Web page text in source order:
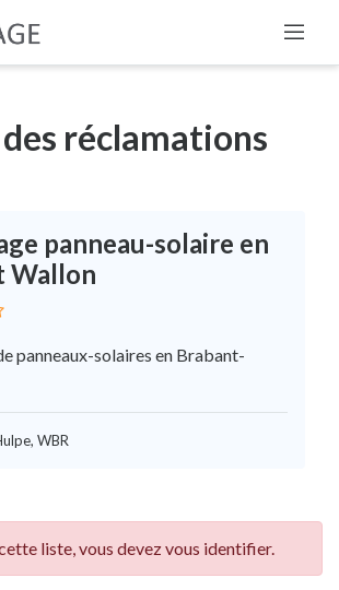
réclamations
SERVICE DE NETTOYAGE EXTÉRIEUR
panneau-solaire en
Wallon
panneaux-solaires en Brabant-
WBR
liste, vous devez vous identifier.